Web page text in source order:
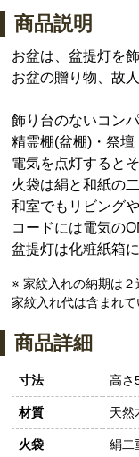
商品説明
お盆は、盆提灯を
お盆の贈り物、故
飾り台のないコン
精霊棚(盆棚)・祭壇
電気を点灯すると
火袋は絹と和紙の
和室でもリビング
コードには電気の
盆提灯は化粧紙箱
※ 家紋入れの納期は２
家紋入れ代は含まれて
商品詳細
寸法 高さ
材質 天然
火袋 絹二